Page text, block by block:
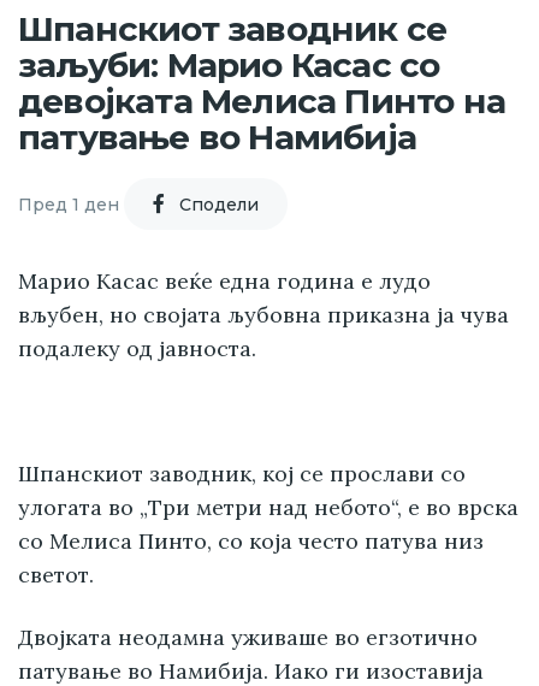
Шпанскиот заводник се
заљуби: Марио Касас со
девојката Мелиса Пинто на
патување во Намибија
Пред 1 ден Cподели
Марио Касас веќе една година е лудо
вљубен, но својата љубовна приказна ја чува
подалеку од јавноста.
Шпанскиот заводник, кој се прослави со
улогата во „Три метри над небото“, е во врска
со Мелиса Пинто, со која често патува низ
светот.
Двојката неодамна уживаше во егзотично
патување во Намибија. Иако ги изоставија